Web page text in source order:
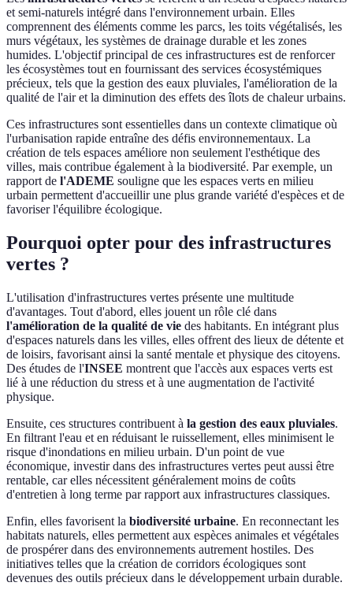
et semi-naturels intégré dans l'environnement urbain. Elles
comprennent des éléments comme les parcs, les toits végétalisés, les
murs végétaux, les systèmes de drainage durable et les zones
humides. L'objectif principal de ces infrastructures est de renforcer
les écosystèmes tout en fournissant des services écosystémiques
précieux, tels que la gestion des eaux pluviales, l'amélioration de la
qualité de l'air et la diminution des effets des îlots de chaleur urbains.
Ces infrastructures sont essentielles dans un contexte climatique où
l'urbanisation rapide entraîne des défis environnementaux. La
création de tels espaces améliore non seulement l'esthétique des
villes, mais contribue également à la biodiversité. Par exemple, un
rapport de l'ADEME souligne que les espaces verts en milieu
urbain permettent d'accueillir une plus grande variété d'espèces et de
favoriser l'équilibre écologique.
Pourquoi opter pour des infrastructures
vertes ?
L'utilisation d'infrastructures vertes présente une multitude
d'avantages. Tout d'abord, elles jouent un rôle clé dans
l'amélioration de la qualité de vie des habitants. En intégrant plus
d'espaces naturels dans les villes, elles offrent des lieux de détente et
de loisirs, favorisant ainsi la santé mentale et physique des citoyens.
Des études de l'INSEE montrent que l'accès aux espaces verts est
lié à une réduction du stress et à une augmentation de l'activité
physique.
Ensuite, ces structures contribuent à la gestion des eaux pluviales.
En filtrant l'eau et en réduisant le ruissellement, elles minimisent le
risque d'inondations en milieu urbain. D'un point de vue
économique, investir dans des infrastructures vertes peut aussi être
rentable, car elles nécessitent généralement moins de coûts
d'entretien à long terme par rapport aux infrastructures classiques.
Enfin, elles favorisent la biodiversité urbaine. En reconnectant les
habitats naturels, elles permettent aux espèces animales et végétales
de prospérer dans des environnements autrement hostiles. Des
initiatives telles que la création de corridors écologiques sont
devenues des outils précieux dans le développement urbain durable.